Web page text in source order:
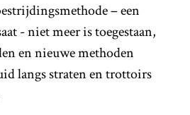
– een
- niet meer is toegestaan,
en nieuwe methoden
langs straten en trottoirs